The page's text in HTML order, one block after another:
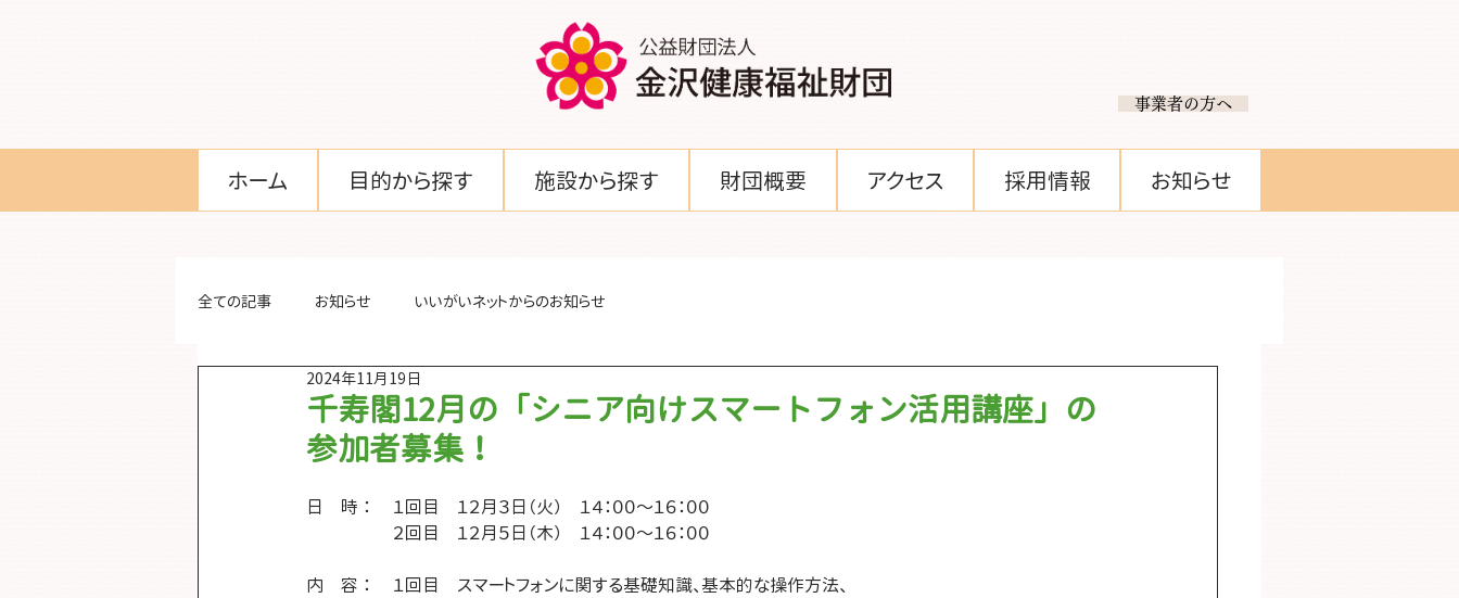
​ 事業者の方へ
ホーム 目的から探す 施設から探す 財団概要 アクセス 採用情報 お知らせ
全ての記事 お知らせ いいがいネットからのお知らせ
千寿閣12月の「シニア向けスマートフォン活用講座」の
参加者募集！
2024年11月19日
日　時 ： 	１回目　１２月３日（火）　１４：００～１６：００
		２回目　１２月５日（木）　１４：００～１６：００
内　容 ：	１回目　スマートフォンに関する基礎知識、基本的な操作方法、